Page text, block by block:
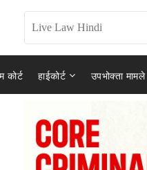
कोर्ट हाईकोर्ट उपभोक्ता मामले